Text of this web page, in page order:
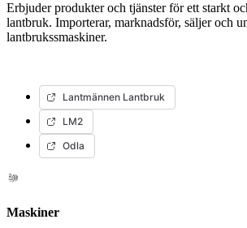
Erbjuder produkter och tjänster för ett starkt
lantbruk. Importerar, marknadsför, säljer och
lantbrukssmaskiner.
Lantmännen Lantbruk
LM2
Odla
Maskiner